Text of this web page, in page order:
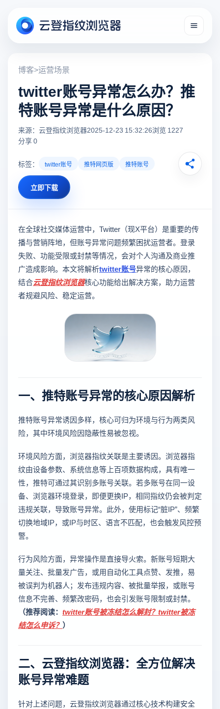
博客>运营场景
twitter账号异常怎么办？推
特账号异常是什么原因？
来源：云登指纹浏览器2025-12-23 15:32:26浏览 1227
分享 0
标签： twitter账号 推特网页版 推特账号
立即下载
在全球社交媒体运营中，Twitter（现X平台）是重要的传
播与营销阵地，但账号异常问题频繁困扰运营者。登录
失败、功能受限或封禁等情况，会对个人沟通及商业推
广造成影响。本文将解析twitter账号异常的核心原因，
结合云登指纹浏览器核心功能给出解决方案，助力运营
者规避风险、稳定运营。
一、推特账号异常的核心原因解析
推特账号异常诱因多样，核心可归为环境与行为两类风
险，其中环境风险因隐蔽性易被忽视。
环境风险方面，浏览器指纹关联是主要诱因。浏览器指
纹由设备参数、系统信息等上百项数据构成，具有唯一
性，推特可通过其识别多账号关联。若多账号在同一设
备、浏览器环境登录，即便更换IP，相同指纹仍会被判定
违规关联，导致账号异常。此外，使用标记“脏IP”、频繁
切换地域IP，或IP与时区、语言不匹配，也会触发风控预
警。
行为风险方面，异常操作是直接导火索。新账号短期大
量关注、批量发广告，或用自动化工具点赞、发推，易
被误判为机器人；发布违规内容、被批量举报，或账号
信息不完善、频繁改密码，也会引发账号限制或封禁。
（推荐阅读： twitter账号被冻结怎么解封？twitter被冻
结怎么申诉？ ）
二、云登指纹浏览器：全方位解决
账号异常难题
针对上述问题，云登指纹浏览器通过核心技术构建安全